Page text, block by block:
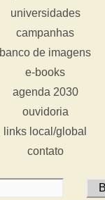
universidades
campanhas
banco de imagens
e-books
agenda 2030
ouvidoria
links local/global
contato